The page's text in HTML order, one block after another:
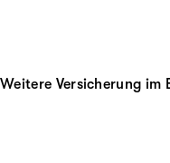
Weitere Versicherung im